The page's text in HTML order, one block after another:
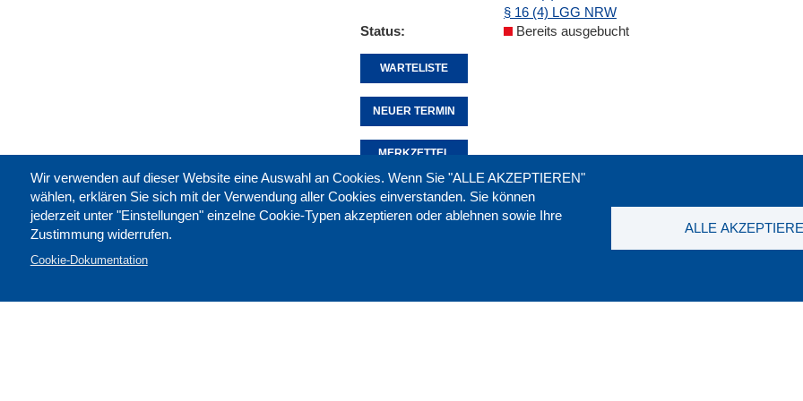
§ 16 (4) LGG NRW
Status
Bereits ausgebucht
WARTELISTE
NEUER TERMIN
MERKZETTEL
Wir verwenden auf dieser Website eine Auswahl an Cookies. Wenn Sie "ALLE AKZEPTIEREN"
wählen, erklären Sie sich mit der Verwendung aller Cookies einverstanden. Sie können
jederzeit unter "Einstellungen" einzelne Cookie-Typen akzeptieren oder ablehnen sowie Ihre
Zustimmung widerrufen.
Cookie-Dokumentation
ALLE
Diese Seite empfehlen: drucken: